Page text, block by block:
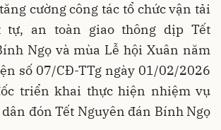
cường công tác tổ chức vận tải
tự, an toàn giao thông dịp Tết
Ngọ và mùa Lễ hội Xuân năm
số 07/CĐ-TTg ngày 01/02/2026
triển khai thực hiện nhiệm vụ
đón Tết Nguyên đán Bính Ngọ